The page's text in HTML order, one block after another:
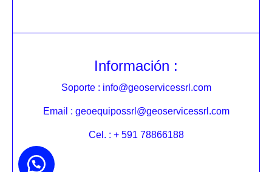
Información :
Soporte : info@geoservicessrl.com
Email : geoequipossrl@geoservicessrl.com
Cel. : + 591 78866188